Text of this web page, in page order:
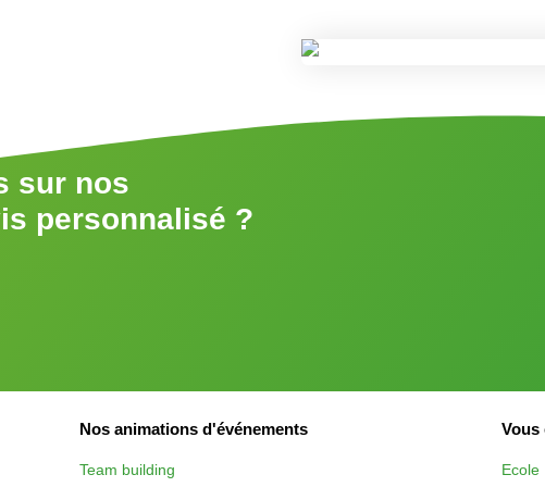
sur nos
personnalisé ?
Nos animations d'événements
Team building
Vous
Ecole